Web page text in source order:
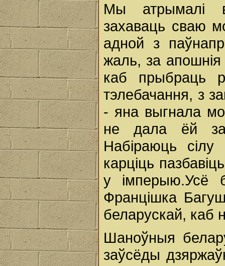
Мы атрымалі
захаваць сваю
адной з
жаль, за апошнія
каб прыбраць
тэлебачання, з
- яна выгнала
не дала ёй
Набіраюць сілу
карціць
у імперыю.Усё
Францішка
беларускай, каб
Шаноўныя
заўсёды